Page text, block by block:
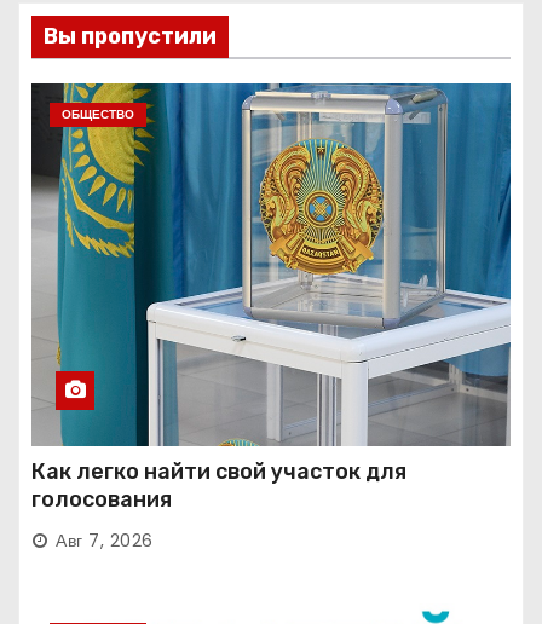
Вы пропустили
ОБЩЕСТВО
Как легко найти свой участок для
голосования
Авг 7, 2026